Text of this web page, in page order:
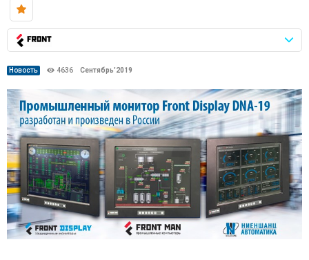
Новость 4636 Сентябрь’2019